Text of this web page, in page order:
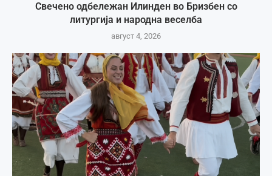
Свечено одбележан Илинден во Бризбен со
литургија и народна веселба
август 4, 2026